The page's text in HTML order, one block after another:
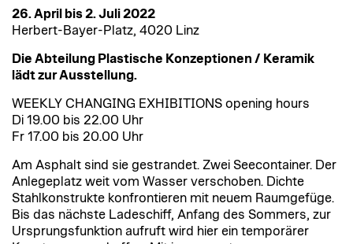
26. April bis 2. Juli 2022
Herbert-Bayer-Platz, 4020 Linz
Die Abteilung Plastische Konzeptionen / Keramik
lädt zur Ausstellung.
WEEKLY CHANGING EXHIBITIONS opening hours
Di 19.00 bis 22.00 Uhr
Fr 17.00 bis 20.00 Uhr
Am Asphalt sind sie gestrandet. Zwei Seecontainer. Der
Anlegeplatz weit vom Wasser verschoben. Dichte
Stahlkonstrukte konfrontieren mit neuem Raumgefüge.
Bis das nächste Ladeschiff, Anfang des Sommers, zur
Ursprungsfunktion aufruft wird hier ein temporärer